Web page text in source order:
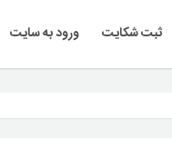
ثبت شکایت ورود به سایت